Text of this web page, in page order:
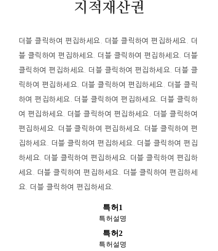
지적재산권
더블 클릭하여 편집하세요. 더블 클릭하여 편집하세요. 더
블 클릭하여 편집하세요. 더블 클릭하여 편집하세요. 더블
클릭하여 편집하세요. 더블 클릭하여 편집하세요. 더블 클
릭하여 편집하세요. 더블 클릭하여 편집하세요. 더블 클릭
하여 편집하세요. 더블 클릭하여 편집하세요. 더블 클릭하
여 편집하세요. 더블 클릭하여 편집하세요. 더블 클릭하여
편집하세요. 더블 클릭하여 편집하세요. 더블 클릭하여 편
집하세요. 더블 클릭하여 편집하세요. 더블 클릭하여 편집
하세요. 더블 클릭하여 편집하세요. 더블 클릭하여 편집하
세요. 더블 클릭하여 편집하세요. 더블 클릭하여 편집하세
요. 더블 클릭하여 편집하세요.
특허1
특허설명
특허2
특허설명